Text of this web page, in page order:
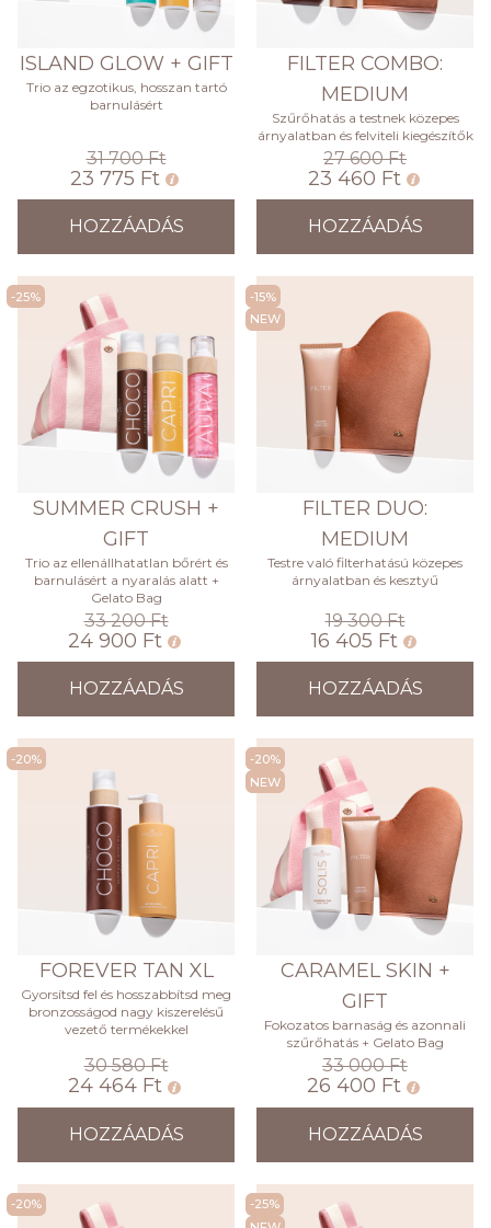
ISLAND GLOW + GIFT
Trio az egzotikus, hosszan tartó
barnulásért
31 700 Ft
23 775 Ft
HOZZÁADÁS
FILTER COMBO:
MEDIUM
Szűrőhatás a testnek közepes
árnyalatban és felviteli kiegészítők
27 600 Ft
23 460 Ft
HOZZÁADÁS
-25%
SUMMER CRUSH +
GIFT
Trio az ellenállhatatlan bőrért és
barnulásért a nyaralás alatt +
Gelato Bag
33 200 Ft
24 900 Ft
HOZZÁADÁS
-15%
NEW
FILTER DUO:
MEDIUM
Testre való filterhatású közepes
árnyalatban és kesztyű
19 300 Ft
16 405 Ft
HOZZÁADÁS
-20%
FOREVER TAN XL
Gyorsítsd fel és hosszabbítsd meg
bronzosságod nagy kiszerelésű
vezető termékekkel
30 580 Ft
24 464 Ft
HOZZÁADÁS
-20%
NEW
CARAMEL SKIN +
GIFT
Fokozatos barnaság és azonnali
szűrőhatás + Gelato Bag
33 000 Ft
26 400 Ft
HOZZÁADÁS
-20%
-25%